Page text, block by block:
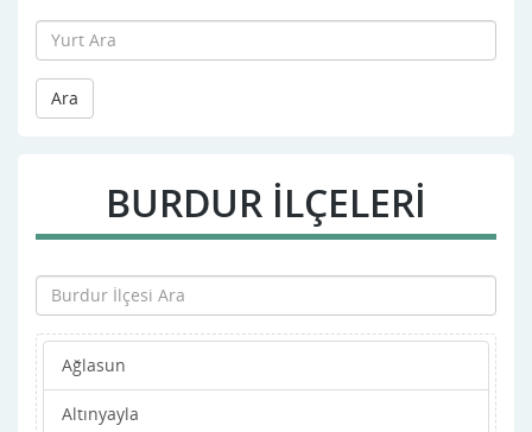
Ara
BURDUR İLÇELERİ
Ağlasun
Altınyayla